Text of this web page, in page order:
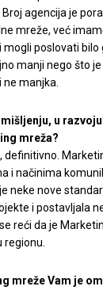
agencija je
mreže, već
mogli poslovati bilo
manji nego što
manjka.
mišljenju, u
mreža?
definitivno.
i načinima
neke nove
i postavljala
reći da je
regionu.
mreže Vam je